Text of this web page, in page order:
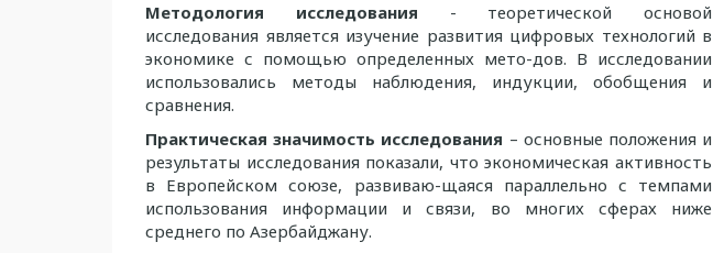
Методология исследования - теоретической основой
исследования является изучение развития цифровых технологий в
экономике с помощью определенных мето-дов. В исследовании
использовались методы наблюдения, индукции, обобщения и
сравнения.
Практическая значимость исследования – основные положения и
результаты исследования показали, что экономическая активность
в Европейском союзе, развиваю-щаяся параллельно с темпами
использования информации и связи, во многих сферах ниже
среднего по Азербайджану.